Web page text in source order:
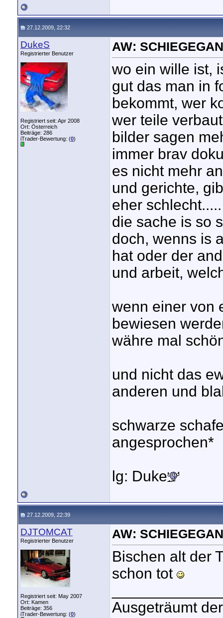
27.12.2009, 22:32
DukeS
Registrierter Benutzer
Registriert seit: Apr 2008
Ort: Österreich
Beiträge: 286
iTrader-Bewertung: (0)
AW:
wo ein wille ist,
gut das man in
bekommt, wer
wer teile
bilder sagen
immer brav
es nicht mehr
und gerichte,
eher schlecht.....
die sache is so
doch, wenns is
hat oder der
und arbeit,
wenn einer von
bewiesen
währe mal
und nicht das
anderen und
schwarze
angesprochen*
lg: Duke
27.12.2009, 22:39
DJTOMCAT
Registrierter Benutzer
Registriert seit: May 2007
Ort: Kamen
Beiträge: 356
iTrader-Bewertung: (0)
AW:
Bischen alt der
schon tot
Ausgeträumt